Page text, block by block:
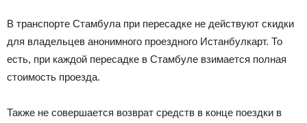
В транспорте Стамбула при пересадке не действуют скидки
для владельцев анонимного проездного Истанбулкарт. То
есть, при каждой пересадке в Стамбуле взимается полная
стоимость проезда.
Также не совершается возврат средств в конце поездки в